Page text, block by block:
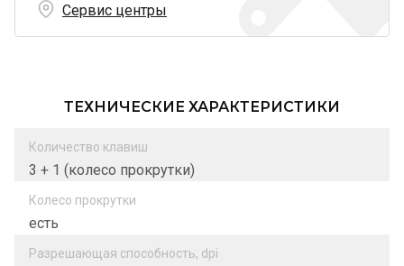
Сервис центры
ТЕХНИЧЕСКИЕ ХАРАКТЕРИСТИКИ
Количество клавиш
3 + 1 (колесо прокрутки)
Колесо прокрутки
есть
Разрешающая способность, dpi